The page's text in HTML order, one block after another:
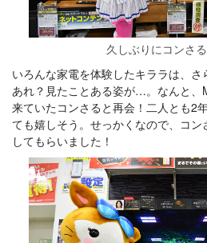
久しぶりにコンさ
いろんな家電を体験したキララは、さ
あれ？見たことある姿が…。なんと、
来ていたコンさると再会！二人とも2
ても嬉しそう。せっかくなので、コ
してもらいました！